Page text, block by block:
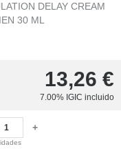
DELAY CREAM
30 ML
13,26 €
7.00% IGIC incluido
+